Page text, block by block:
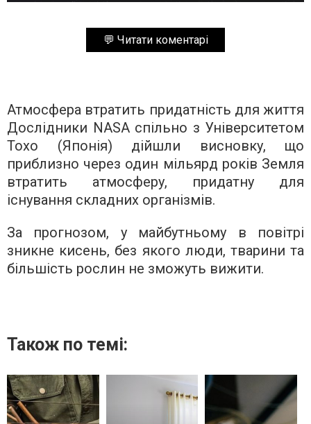
💬 Читати коментарі
Атмосфера втратить придатність для життя
Дослідники NASA спільно з Університетом
Тохо (Японія) дійшли висновку, що
приблизно через один мільярд років Земля
втратить атмосферу, придатну для
існування складних організмів.
За прогнозом, у майбутньому в повітрі
зникне кисень, без якого люди, тварини та
більшість рослин не зможуть вижити.
Також по темі: